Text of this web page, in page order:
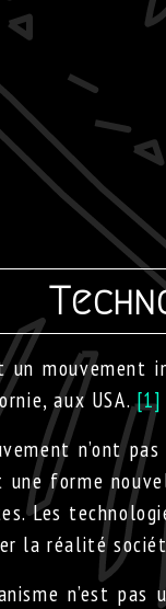
un
aux USA.[1]
n’ont
forme
Les
la réalité
n’est pas